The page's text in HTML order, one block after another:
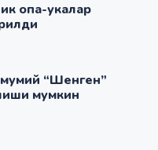
опа-укалар
“Шенген”
мумкин